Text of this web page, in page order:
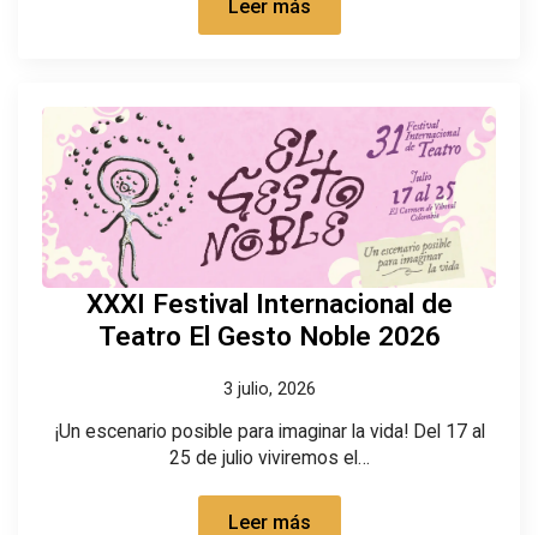
Leer más
XXXI Festival Internacional de
Teatro El Gesto Noble 2026
3 julio, 2026
¡Un escenario posible para imaginar la vida! Del 17 al
25 de julio viviremos el…
Leer más